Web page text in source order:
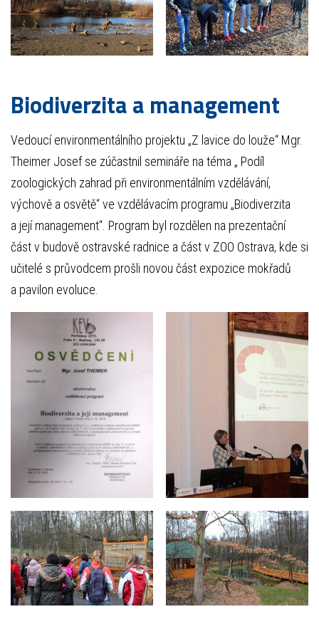
Biodiverzita a management
Vedoucí environmentálního projektu „Z lavice do louže“ Mgr.
Theimer Josef se zúčastnil semináře na téma „ Podíl
zoologických zahrad při environmentálním vzdělávání,
výchově a osvětě“ ve vzdělávacím programu „Biodiverzita
a její management“. Program byl rozdělen na prezentační
část v budově ostravské radnice a část v ZOO Ostrava, kde si
učitelé s průvodcem prošli novou část expozice mokřadů
a pavilon evoluce.